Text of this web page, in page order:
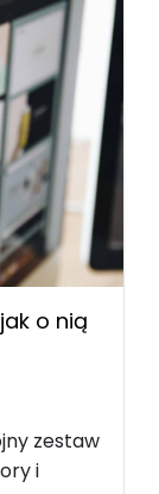
o nią
zestaw
i